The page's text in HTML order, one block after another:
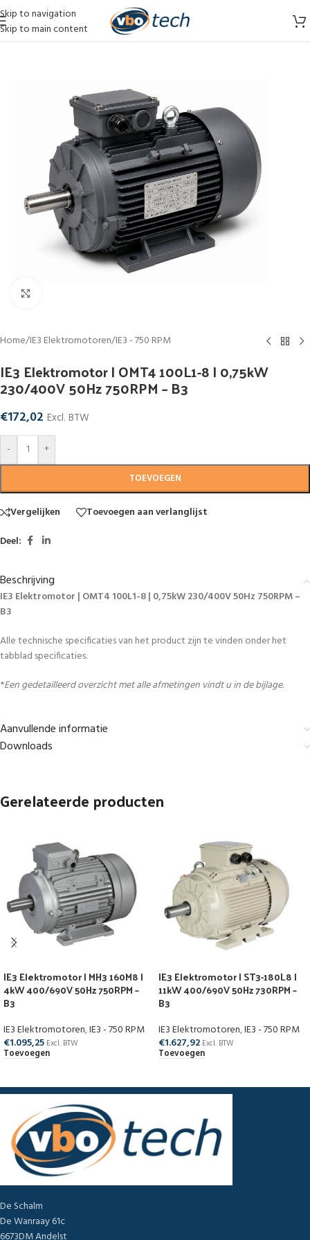
Skip to navigation
Skip to main content
Home/IE3 Elektromotoren/IE3 - 750 RPM
IE3 Elektromotor | OMT4 100L1-8 | 0,75kW
230/400V 50Hz 750RPM – B3
€172,02 Excl. BTW
-
+
TOEVOEGEN
Vergelijken
Toevoegen aan verlanglijst
Deel:
Beschrijving
IE3 Elektromotor | OMT4 100L1-8 | 0,75kW 230/400V 50Hz 750RPM –
B3
Alle technische specificaties van het product zijn te vinden onder het
tabblad specificaties.
*Een gedetailleerd overzicht met alle afmetingen vindt u in de bijlage.
Aanvullende informatie
Downloads
Gerelateerde producten
IE3 Elektromotor | MH3 160M8 |
4kW 400/690V 50Hz 750RPM –
B3
IE3 Elektromotoren,IE3 - 750 RPM
€1.095,25 Excl. BTW
Toevoegen
IE3 Elektromotor | ST3-180L8 |
11kW 400/690V 50Hz 730RPM –
B3
IE3 Elektromotoren,IE3 - 750 RPM
€1.627,92 Excl. BTW
Toevoegen
De Schalm
De Wanraay 61c
6673DM Andelst